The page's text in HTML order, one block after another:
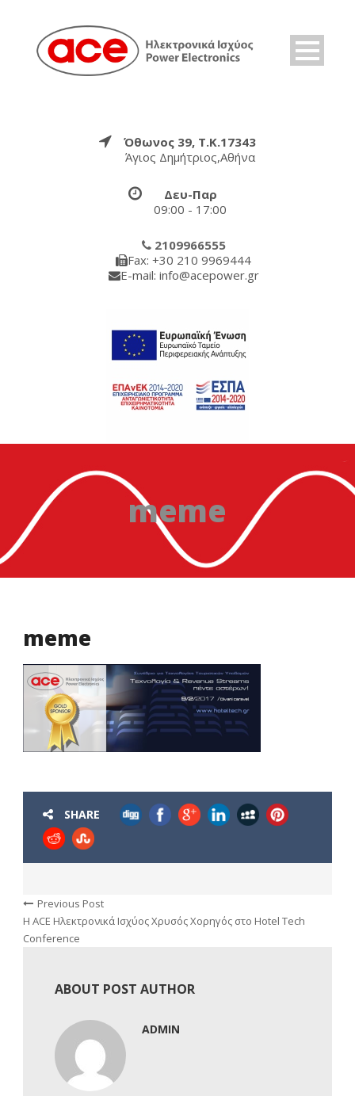
Όθωνος 39, Τ.Κ.17343
Άγιος Δημήτριος,Αθήνα
Δευ-Παρ
09:00 - 17:00
2109966555
Fax: +30 210 9969444
E-mail: info@acepower.gr
meme
meme
SHARE
Previous Post
Η ACE Ηλεκτρονικά Ισχύος Χρυσός Χορηγός στο Hotel Tech
Conference
ABOUT POST AUTHOR
ADMIN